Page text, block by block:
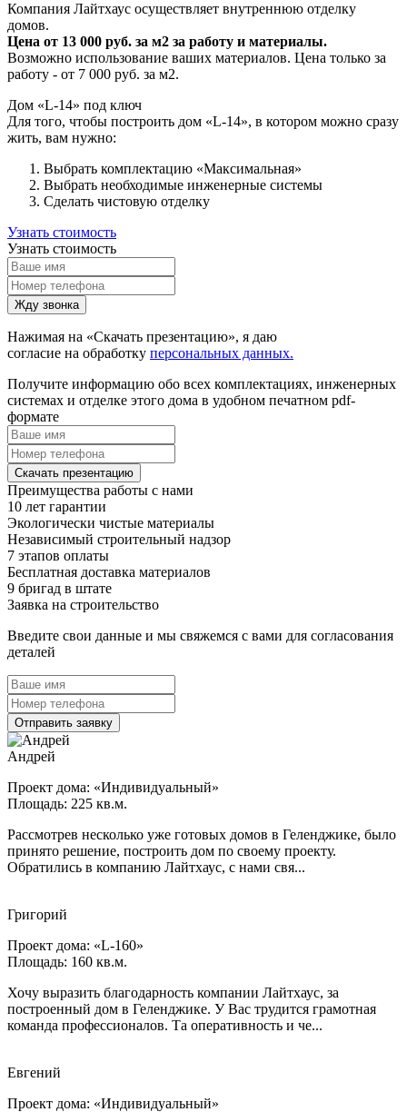
Компания Лайтхаус осуществляет внутреннюю отделку
домов.
Цена от 13 000 руб. за м2 за работу и материалы.
Возможно использование ваших материалов. Цена только за
работу - от 7 000 руб. за м2.
Дом «L-14» под ключ
Для того, чтобы построить дом «L-14», в котором можно сразу
жить, вам нужно:
Выбрать комплектацию «Максимальная»
Выбрать необходимые инженерные системы
Сделать чистовую отделку
Узнать стоимость
Узнать стоимость
Жду звонка
Нажимая на «Скачать презентацию», я даю
согласие на обработку персональных данных.
Получите информацию обо всех комплектациях, инженерных
системах и отделке этого дома в удобном печатном pdf-
формате
Скачать презентацию
Преимущества работы с нами
10 лет гарантии
Экологически чистые материалы
Независимый строительный надзор
7 этапов оплаты
Бесплатная доставка материалов
9 бригад в штате
Заявка на строительство
Введите свои данные и мы свяжемся с вами для согласования
деталей
Отправить заявку
Андрей
Проект дома: «Индивидуальный»
Площадь: 225 кв.м.
Рассмотрев несколько уже готовых домов в Геленджике, было
принято решение, построить дом по своему проекту.
Обратились в компанию Лайтхаус, с нами свя...
Григорий
Проект дома: «L-160»
Площадь: 160 кв.м.
Хочу выразить благодарность компании Лайтхаус, за
построенный дом в Геленджике. У Вас трудится грамотная
команда профессионалов. Та оперативность и че...
Евгений
Проект дома: «Индивидуальный»